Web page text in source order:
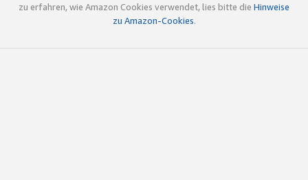
zu erfahren, wie Amazon Cookies verwendet, lies bitte die Hinweise
zu Amazon-Cookies.